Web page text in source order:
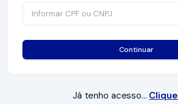
Continuar
Já tenho acesso...